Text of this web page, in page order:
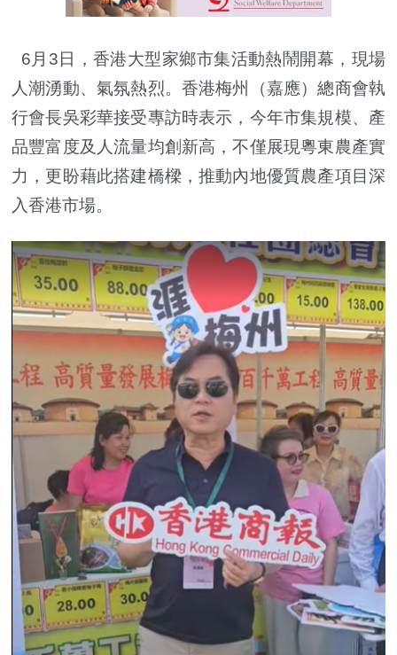
6月3日，香港大型家鄉市集活動熱鬧開幕，現場
人潮湧動、氣氛熱烈。香港梅州（嘉應）總商會執
行會長吳彩華接受專訪時表示，今年市集規模、產
品豐富度及人流量均創新高，不僅展現粵東農產實
力，更盼藉此搭建橋樑，推動內地優質農產項目深
入香港市場。